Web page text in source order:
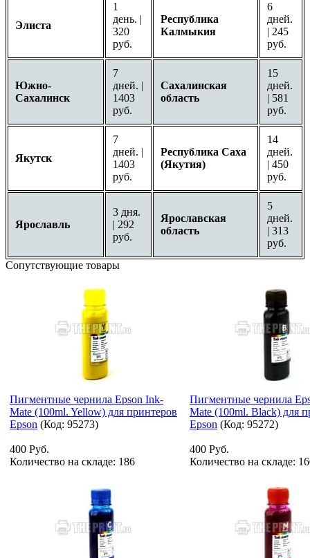
Элиста
1
день. |
320
руб.
Республика
Калмыкия
6
дней.
| 245
руб.
Южно-
Сахалинск
7
дней. |
1403
руб.
Сахалинская
область
15
дней.
| 581
руб.
Якутск
7
дней. |
1403
руб.
Республика Саха
(Якутия)
14
дней.
| 450
руб.
Ярославль
3 дня.
| 292
руб.
Ярославская
область
5
дней.
| 313
руб.
Сопутствующие товары
Пигментные чернила Epson Ink-
Mate (100ml. Yellow) для принтеров
Epson (Код: 95273)
400 Руб.
Количество на складе: 186
Пигментные чернила
Mate (100ml. Black) для
Epson (Код: 95272)
400 Руб.
Количество на складе: